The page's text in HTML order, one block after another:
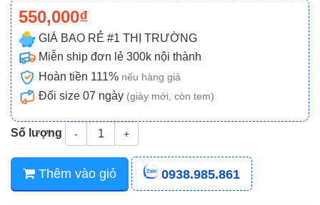
550,000₫
GIÁ BAO RẺ #1 THỊ TRƯỜNG
Miễn ship đơn lẻ 300k nội thành
Hoàn tiền 111% nếu hàng giả
Đổi size 07 ngày (giày mới, còn tem)
Số lượng - +
Thêm vào giỏ 0938.985.861